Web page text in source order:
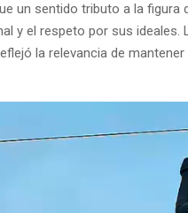
un sentido tributo a la figura
y el respeto por sus ideales.
la relevancia de